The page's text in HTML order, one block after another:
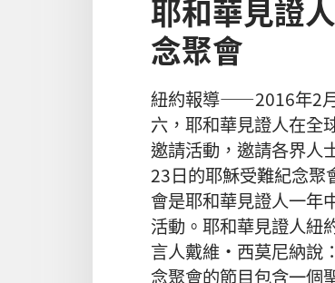
耶和華見證
念聚會
紐約報導——2016年2
六，耶和華見證人在全
邀請活動，邀請各界人
23日的耶穌受難紀念聚
會是耶和華見證人一年
活動。耶和華見證人紐
言人戴維·西莫尼納說
念聚會的節目包含一個